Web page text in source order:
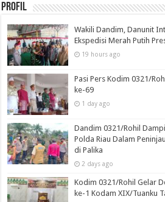
Profil
Wakili Dandim, Danunit
Ekspedisi Merah Putih
19 hours ago
Pasi Pers Kodim 0321/
ke-69
1 day ago
Dandim 0321/Rohil
Polda Riau Dalam
di Palika
2 days ago
Kodim 0321/Rohil Gelar
ke-1 Kodam XIX/Tuanku